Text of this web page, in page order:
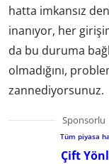
hatta imkansız
inanıyor, her
da bu duruma
olmadığını,
zannediyorsunuz.
Sponsorlu
Tüm piyasa
Çift